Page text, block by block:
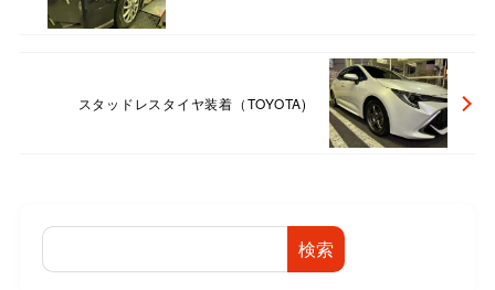
スタッドレスタイヤ装着（TOYOTA)
検索